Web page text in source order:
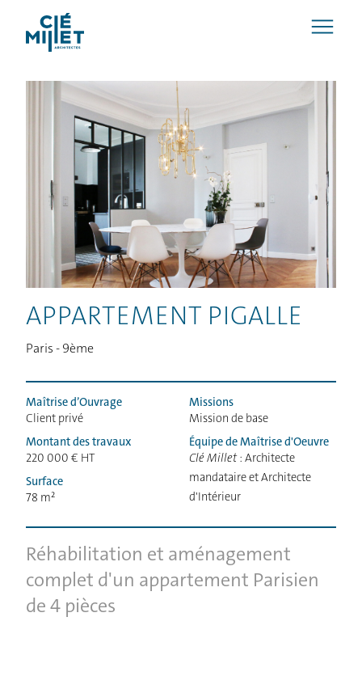
APPARTEMENT PIGALLE
Paris - 9ème
Maîtrise d’Ouvrage
Client privé
Montant des travaux
220 000 € HT
Surface
78 m²
Missions
Mission de base
Équipe de Maîtrise d'Oeuvre
Clé Millet: Architecte
mandataire et Architecte
d'Intérieur
Réhabilitation et aménagement
complet d'un appartement Parisien
de 4 pièces